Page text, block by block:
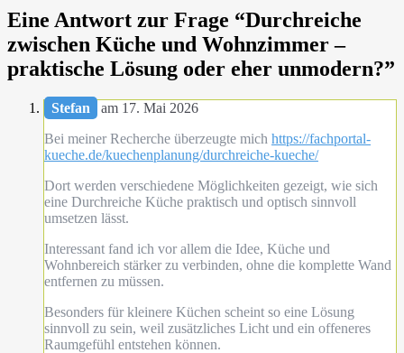
Eine Antwort zur Frage “Durchreiche
zwischen Küche und Wohnzimmer –
praktische Lösung oder eher unmodern?”
Stefan
am 17. Mai 2026
Bei meiner Recherche überzeugte mich https://fachportal-
kueche.de/kuechenplanung/durchreiche-kueche/
Dort werden verschiedene Möglichkeiten gezeigt, wie sich
eine Durchreiche Küche praktisch und optisch sinnvoll
umsetzen lässt.
Interessant fand ich vor allem die Idee, Küche und
Wohnbereich stärker zu verbinden, ohne die komplette Wand
entfernen zu müssen.
Besonders für kleinere Küchen scheint so eine Lösung
sinnvoll zu sein, weil zusätzliches Licht und ein offeneres
Raumgefühl entstehen können.